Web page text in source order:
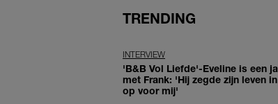
TRENDING
INTERVIEW
'B&B Vol Liefde'-Eveline is een
met Frank: 'Hij zegde zijn leven
op voor mij'